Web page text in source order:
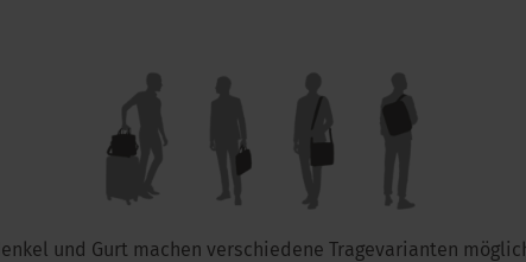
und Gurt machen verschiedene Tragevarianten